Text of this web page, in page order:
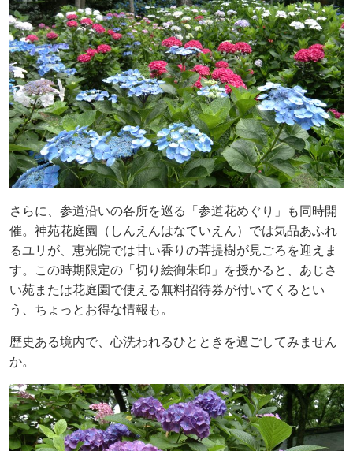
さらに、参道沿いの各所を巡る「参道花めぐり」も同時開
催。神苑花庭園（しんえんはなていえん）では気品あふれ
るユリが、恵光院では甘い香りの菩提樹が見ごろを迎えま
す。この時期限定の「切り絵御朱印」を授かると、あじさ
い苑または花庭園で使える無料招待券が付いてくるとい
う、ちょっとお得な情報も。
歴史ある境内で、心洗われるひとときを過ごしてみません
か。